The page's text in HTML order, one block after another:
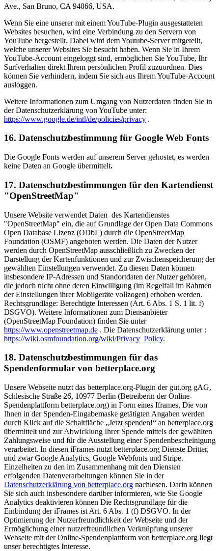
Ave., San Bruno, CA 94066, USA.
Wenn Sie eine unserer mit einem YouTube-Plugin ausgestatteten
Websites besuchen, wird eine Verbindung zu den Servern von
YouTube hergestellt. Dabei wird dem Youtube-Server mitgeteilt,
welche unserer Websites Sie besucht haben. Wenn Sie in Ihrem
YouTube-Account eingeloggt sind, ermöglichen Sie YouTube, Ihr
Surfverhalten direkt Ihrem persönlichen Profil zuzuordnen. Dies
können Sie verhindern, indem Sie sich aus Ihrem YouTube-Account
ausloggen.
Weitere Informationen zum Umgang von Nutzerdaten finden Sie in
der Datenschutzerklärung von YouTube unter:
https://www.google.de/intl/de/policies/privacy .
16. Datenschutzbestimmung für Google Web Fonts
Die Google Fonts werden auf unserem Server gehostet, es werden
keine Daten an Google übermittelt.
17. Datenschutzbestimmungen für den Kartendienst
"OpenStreetMap"
Unsere Website verwendet Daten des Kartendienstes
"OpenStreetMap" ein, die auf Grundlage der Open Data Commons
Open Database Lizenz (ODbL) durch die OpenStreetMap
Foundation (OSMF) angeboten werden. Die Daten der Nutzer
werden durch OpenStreetMap ausschließlich zu Zwecken der
Darstellung der Kartenfunktionen und zur Zwischenspeicherung der
gewählten Einstellungen verwendet. Zu diesen Daten können
insbesondere IP-Adressen und Standortdaten der Nutzer gehören,
die jedoch nicht ohne deren Einwilligung (im Regelfall im Rahmen
der Einstellungen ihrer Mobilgeräte vollzogen) erhoben werden.
Rechtsgrundlage: Berechtigte Interessen (Art. 6 Abs. 1 S. 1 lit. f)
DSGVO). Weitere Informationen zum Diensanbieter
(OpenStreetMap Foundation) finden Sie unter
https://www.openstreetmap.de . Die Datenschutzerklärung unter :
https://wiki.osmfoundation.org/wiki/Privacy_Policy.
18. Datenschutzbestimmungen für das
Spendenformular von betterplace.org
Unsere Webseite nutzt das betterplace.org-Plugin der gut.org gAG,
Schlesische Straße 26, 10977 Berlin (Betreiberin der Online-
Spendenplattform betterplace.org) in Form eines Iframes, Die von
Ihnen in der Spenden-Eingabemaske getätigten Angaben werden
durch Klick auf die Schaltfläche „Jetzt spenden!“ an betterplace.org
übermittelt und zur Abwicklung Ihrer Spende mittels der gewählten
Zahlungsweise und für die Ausstellung einer Spendenbescheinigung
verarbeitet. In diesen iFrames nutzt betterplace.org Dienste Dritter,
und zwar Google Analytics, Google Webfonts und Stripe.
Einzelheiten zu den im Zusammenhang mit den Diensten
erfolgenden Datenverarbeitungen können Sie in der
Datenschutzerklärung von betterplace.org nachlesen. Darin können
Sie sich auch insbesondere darüber informieren, wie Sie Google
Analytics deaktivieren können Die Rechtsgrundlage für die
Einbindung der iFrames ist Art. 6 Abs. 1 (f) DSGVO. In der
Optimierung der Nutzerfreundlichkeit der Webseite und der
Ermöglichung einer nutzerfreundlichen Verknüpfung unserer
Webseite mit der Online-Spendenplattform von betterplace.org liegt
unser berechtigtes Interesse.